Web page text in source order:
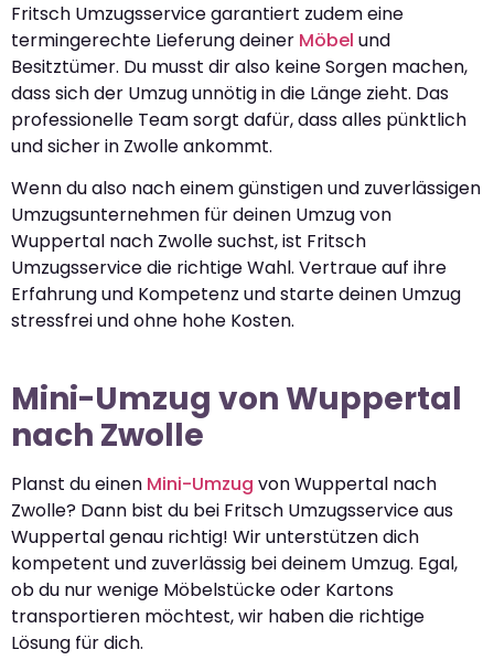
Fritsch Umzugsservice garantiert zudem eine
termingerechte Lieferung deiner Möbel und
Besitztümer. Du musst dir also keine Sorgen machen,
dass sich der Umzug unnötig in die Länge zieht. Das
professionelle Team sorgt dafür, dass alles pünktlich
und sicher in Zwolle ankommt.
Wenn du also nach einem günstigen und zuverlässigen
Umzugsunternehmen für deinen Umzug von
Wuppertal nach Zwolle suchst, ist Fritsch
Umzugsservice die richtige Wahl. Vertraue auf ihre
Erfahrung und Kompetenz und starte deinen Umzug
stressfrei und ohne hohe Kosten.
Mini-Umzug von Wuppertal
nach Zwolle
Planst du einen Mini-Umzug von Wuppertal nach
Zwolle? Dann bist du bei Fritsch Umzugsservice aus
Wuppertal genau richtig! Wir unterstützen dich
kompetent und zuverlässig bei deinem Umzug. Egal,
ob du nur wenige Möbelstücke oder Kartons
transportieren möchtest, wir haben die richtige
Lösung für dich.